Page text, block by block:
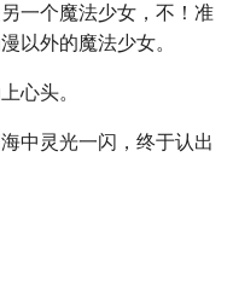
一个魔法少女，不！准
以外的魔法少女。
心头。
中灵光一闪，终于认出